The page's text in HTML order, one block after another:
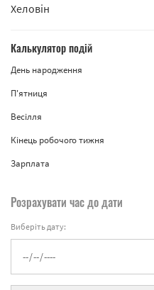
Хеловін
Калькулятор подій
День народження
П'ятниця
Весілля
Кінець робочого тижня
Зарплата
Розрахувати час до дати
Виберіть дату: